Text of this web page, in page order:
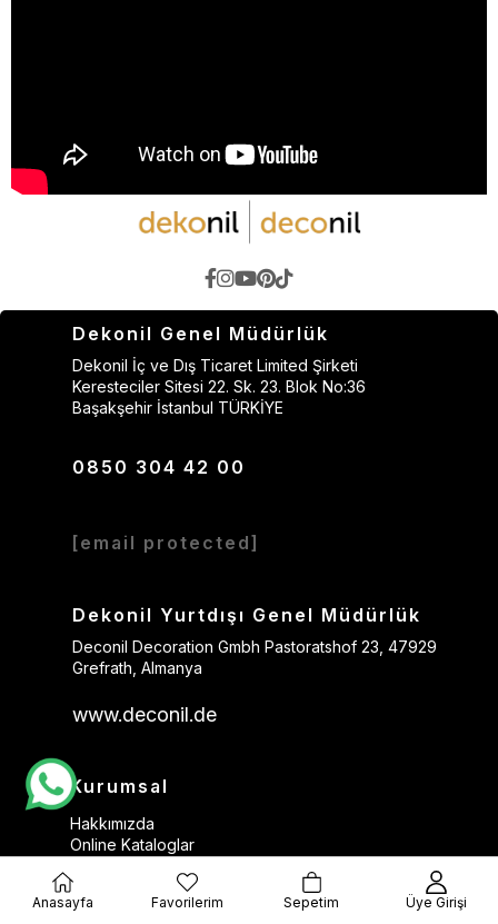
Dekonil Genel Müdürlük
Dekonil İç ve Dış Ticaret Limited Şirketi
Keresteciler Sitesi 22. Sk. 23. Blok No:36
Başakşehir İstanbul TÜRKİYE
0850 304 42 00
[email protected]
Dekonil Yurtdışı Genel Müdürlük
Deconil Decoration Gmbh Pastoratshof 23, 47929
Grefrath, Almanya
www.deconil.de
Kurumsal
Hakkımızda
Online Kataloglar
Sipariş Takibi
KVKK
Anasayfa Favorilerim Sepetim Üye Girişi